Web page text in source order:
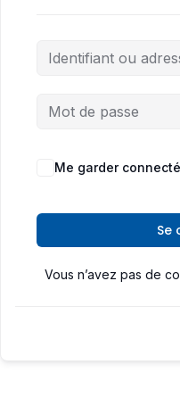
Me garder connecté
Se
Vous n’avez pas de